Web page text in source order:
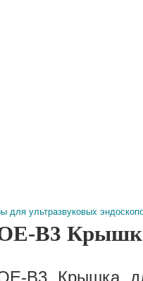
для ультразвуковых
B3